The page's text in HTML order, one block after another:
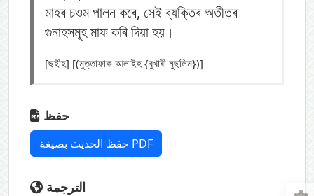
মাহৰ চওম পালন কৰে, সেই ব্যক্তিৰ অতীতৰ
গুনাহসমূহ মাফ কৰি দিয়া হয়।
[ছহীহ] [(মুত্তাফাক আলাইহ {বুখাৰী মুছলিম})]
حفظ
حفظ الحديث بصيغة PDF
الترجمة